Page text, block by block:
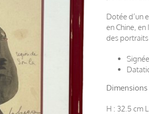
Dotée d’un
en Chine,
des
Dimensions
H : 32.5 cm